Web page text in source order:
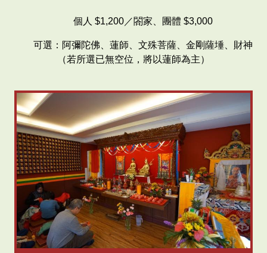
個人 $1,200／閤家、團體 $3,000
可選：阿彌陀佛、蓮師、文殊菩薩、金剛薩埵、財神
（若所選已無空位，將以蓮師為主）